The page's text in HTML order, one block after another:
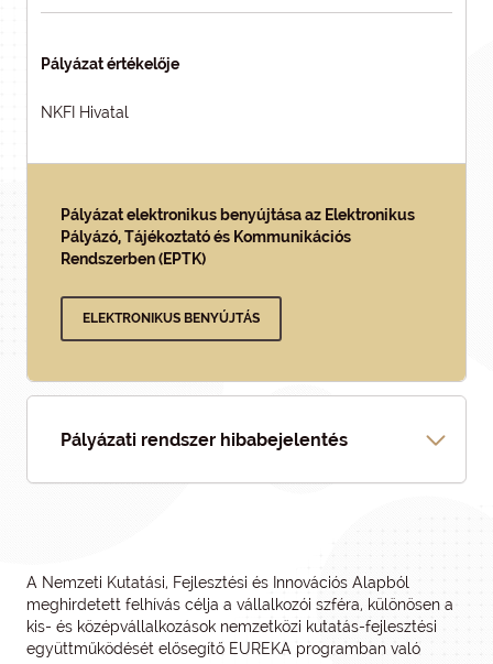
Pályázat értékelője
NKFI Hivatal
Pályázat elektronikus benyújtása az Elektronikus
Pályázó, Tájékoztató és Kommunikációs
Rendszerben (EPTK)
ELEKTRONIKUS BENYÚJTÁS
Pályázati rendszer hibabejelentés
A Nemzeti Kutatási, Fejlesztési és Innovációs Alapból
meghirdetett felhívás célja a vállalkozói szféra, különösen a
kis- és középvállalkozások nemzetközi kutatás-fejlesztési
együttműködését elősegítő EUREKA programban való